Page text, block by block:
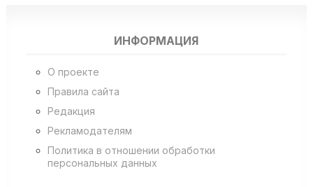
ИНФОРМАЦИЯ
О проекте
Правила сайта
Редакция
Рекламодателям
Политика в отношении обработки
персональных данных